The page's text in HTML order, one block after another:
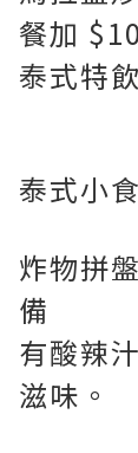
餐加 $10
泰式特
泰式小
炸物拼
備
有酸辣
滋味。